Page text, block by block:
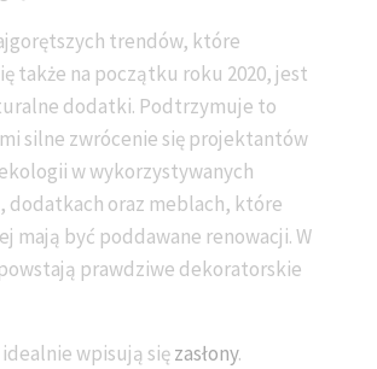
trendów, które
także na początku roku 2020, jest
dodatki. Podtrzymuje to
silne zwrócenie się projektantów
w wykorzystywanych
dodatkach oraz meblach, które
mają być poddawane renowacji. W
prawdziwe dekoratorskie
wpisują sięzasłony.